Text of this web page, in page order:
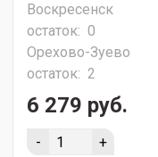
Воскресенск
остаток: 0
Орехово-Зуево
остаток: 2
6 279 руб.
- +